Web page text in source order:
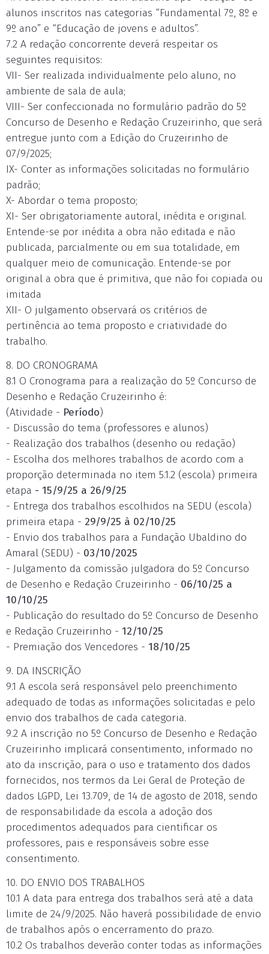
alunos inscritos nas categorias “Fundamental 7º, 8º e
9º ano” e “Educação de jovens e adultos”.
7.2 A redação concorrente deverá respeitar os
seguintes requisitos:
VII- Ser realizada individualmente pelo aluno, no
ambiente de sala de aula;
VIII- Ser confeccionada no formulário padrão do 5º
Concurso de Desenho e Redação Cruzeirinho, que será
entregue junto com a Edição do Cruzeirinho de
07/9/2025;
IX- Conter as informações solicitadas no formulário
padrão;
X- Abordar o tema proposto;
XI- Ser obrigatoriamente autoral, inédita e original.
Entende-se por inédita a obra não editada e não
publicada, parcialmente ou em sua totalidade, em
qualquer meio de comunicação. Entende-se por
original a obra que é primitiva, que não foi copiada ou
imitada
XII- O julgamento observará os critérios de
pertinência ao tema proposto e criatividade do
trabalho.
8. DO CRONOGRAMA
8.1 O Cronograma para a realização do 5º Concurso de
Desenho e Redação Cruzeirinho é:
(Atividade - Período)
- Discussão do tema (professores e alunos)
- Realização dos trabalhos (desenho ou redação)
- Escolha dos melhores trabalhos de acordo com a
proporção determinada no item 5.1.2 (escola) primeira
etapa - 15/9/25 a 26/9/25
- Entrega dos trabalhos escolhidos na SEDU (escola)
primeira etapa - 29/9/25 à 02/10/25
- Envio dos trabalhos para a Fundação Ubaldino do
Amaral (SEDU) - 03/10/2025
- Julgamento da comissão julgadora do 5º Concurso
de Desenho e Redação Cruzeirinho - 06/10/25 a
10/10/25
- Publicação do resultado do 5º Concurso de Desenho
e Redação Cruzeirinho - 12/10/25
- Premiação dos Vencedores - 18/10/25
9. DA INSCRIÇÃO
9.1 A escola será responsável pelo preenchimento
adequado de todas as informações solicitadas e pelo
envio dos trabalhos de cada categoria.
9.2 A inscrição no 5º Concurso de Desenho e Redação
Cruzeirinho implicará consentimento, informado no
ato da inscrição, para o uso e tratamento dos dados
fornecidos, nos termos da Lei Geral de Proteção de
dados LGPD, Lei 13.709, de 14 de agosto de 2018, sendo
de responsabilidade da escola a adoção dos
procedimentos adequados para cientificar os
professores, pais e responsáveis sobre esse
consentimento.
10. DO ENVIO DOS TRABALHOS
10.1 A data para entrega dos trabalhos será até a data
limite de 24/9/2025. Não haverá possibilidade de envio
de trabalhos após o encerramento do prazo.
10.2 Os trabalhos deverão conter todas as informações